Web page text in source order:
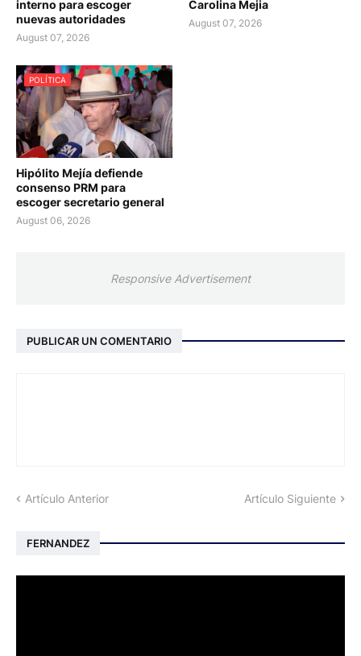
interno para escoger
nuevas autoridades
August 07, 2026
Carolina Mejia
August 07, 2026
POLÍTICA
Hipólito Mejía defiende
consenso PRM para
escoger secretario general
August 06, 2026
Responsive Advertisement
PUBLICAR UN COMENTARIO
Artículo Anterior Artículo Siguiente
FERNANDEZ